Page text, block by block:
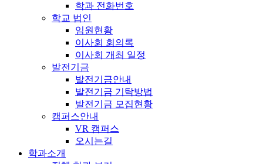
학과 전화번호
학교 법인
임원현황
이사회 회의록
이사회 개최 일정
발전기금
발전기금안내
발전기금 기탁방법
발전기금 모집현황
캠퍼스안내
VR 캠퍼스
오시는길
학과소개